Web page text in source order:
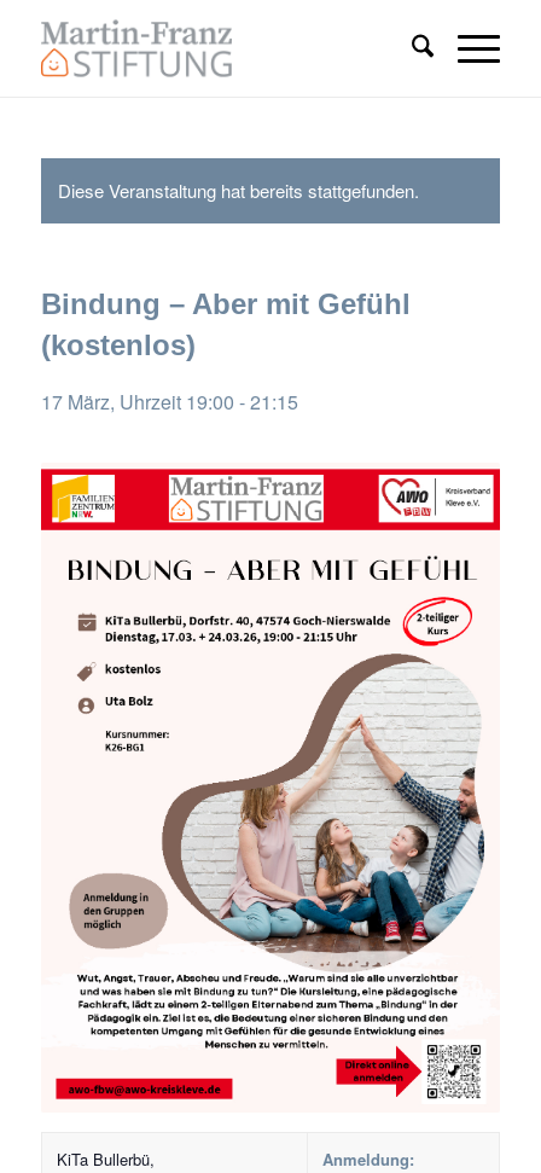
Diese Veranstaltung hat bereits stattgefunden.
Bindung – Aber mit Gefühl
(kostenlos)
17 März, Uhrzeit 19:00 -21:15
KiTa Bullerbü, Anmeldung: